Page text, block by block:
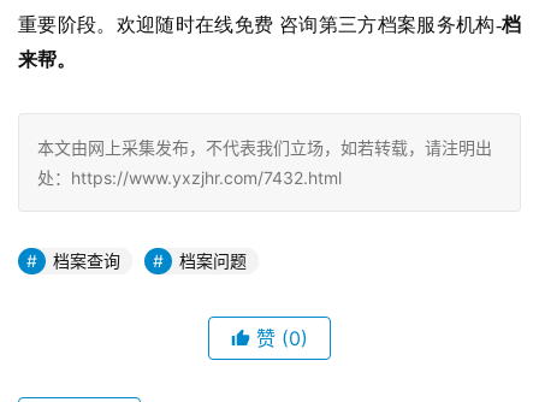
重要阶段。欢迎随时在线免费 咨询第三方档案服务机构-档
来帮。
本文由网上采集发布，不代表我们立场，如若转载，请注明出
处：https://www.yxzjhr.com/7432.html
档案查询 档案问题
赞 (0)